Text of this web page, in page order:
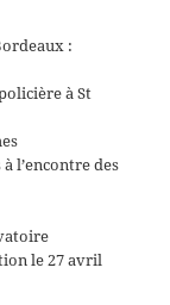
:
à St
l’encontre des
le 27 avril